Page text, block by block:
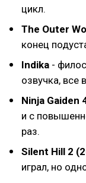
цикл.
The Outer
конец
Indika -
озвучка, все
Ninja Gaiden
и с
раз.
Silent Hill 2
играл, но